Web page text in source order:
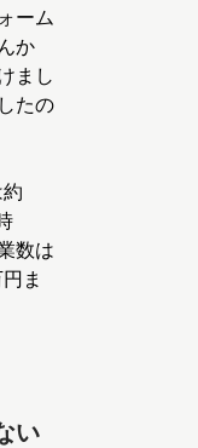
ーム
か
まし
たの
数は
ま
い